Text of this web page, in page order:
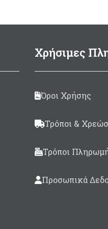
καταλύτης 10ml)
καταλύτης 30ml)
Χρήσιμες
Όροι Χρήσης
Τρόποι &
Τρόποι
Προσωπικά